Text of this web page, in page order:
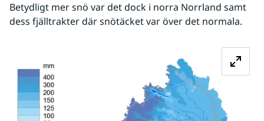
Betydligt mer snö var det dock i norra Norrland samt
dess fjälltrakter där snötäcket var över det normala.